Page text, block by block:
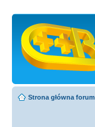
Strona główna forum